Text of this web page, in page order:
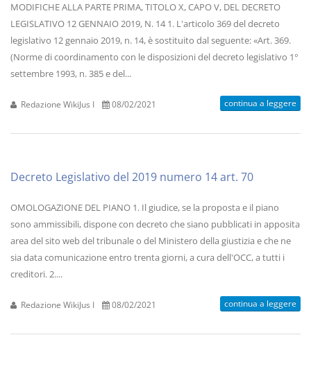
MODIFICHE ALLA PARTE PRIMA, TITOLO X, CAPO V, DEL DECRETO
LEGISLATIVO 12 GENNAIO 2019, N. 14 1. L'articolo 369 del decreto
legislativo 12 gennaio 2019, n. 14, è sostituito dal seguente: «Art. 369.
(Norme di coordinamento con le disposizioni del decreto legislativo 1°
settembre 1993, n. 385 e del...
Redazione WikiJus I 08/02/2021 continua a leggere
Decreto Legislativo del 2019 numero 14 art. 70
OMOLOGAZIONE DEL PIANO 1. Il giudice, se la proposta e il piano
sono ammissibili, dispone con decreto che siano pubblicati in apposita
area del sito web del tribunale o del Ministero della giustizia e che ne
sia data comunicazione entro trenta giorni, a cura dell'OCC, a tutti i
creditori. 2....
Redazione WikiJus I 08/02/2021 continua a leggere